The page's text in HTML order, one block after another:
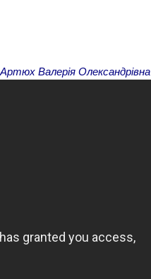
Валерія Олександрівна